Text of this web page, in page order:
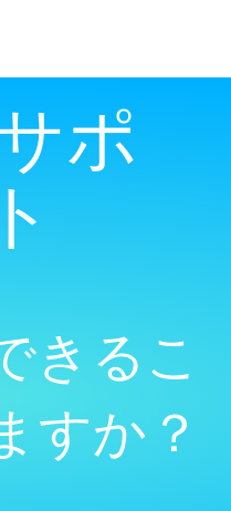
ポ
きるこ
すか？